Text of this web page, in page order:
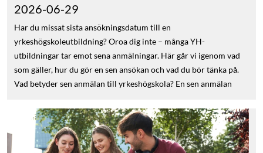
2026-06-29
Har du missat sista ansökningsdatum till en
yrkeshögskoleutbildning? Oroa dig inte – många YH-
utbildningar tar emot sena anmälningar. Här går vi igenom vad
som gäller, hur du gör en sen ansökan och vad du bör tänka på.
Vad betyder sen anmälan till yrkeshögskola? En sen anmälan
ansökningsperioden har stängt. Det är upp till varje
utbildningsanordnare att avgöra om sena ansökningar
accepteras, och i så fall hur länge. När kan man göra en sen